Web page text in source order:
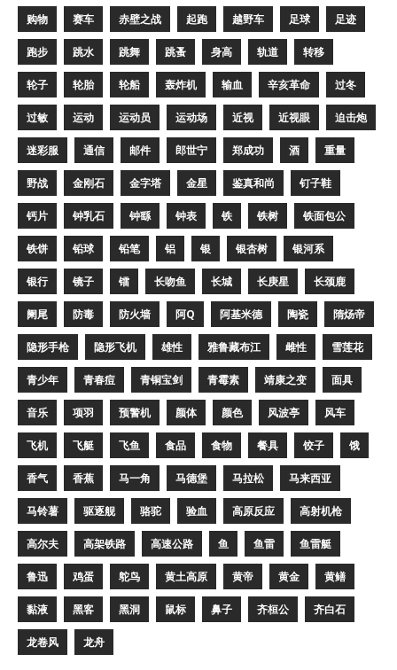
购物 赛车 赤壁之战 起跑 越野车 足球 足迹
跑步 跳水 跳舞 跳蚤 身高 轨道 转移
轮子 轮胎 轮船 轰炸机 输血 辛亥革命 过冬
过敏 运动 运动员 运动场 近视 近视眼 迫击炮
迷彩服 通信 邮件 郎世宁 郑成功 酒 重量
野战 金刚石 金字塔 金星 鉴真和尚 钉子鞋
钙片 钟乳石 钟繇 钟表 铁 铁树 铁面包公
铁饼 铅球 铅笔 铝 银 银杏树 银河系
银行 镜子 镭 长吻鱼 长城 长庚星 长颈鹿
阑尾 防毒 防火墙 阿Q 阿基米德 陶瓷 隋炀帝
隐形手枪 隐形飞机 雄性 雅鲁藏布江 雌性 雪莲花
青少年 青春痘 青铜宝剑 青霉素 靖康之变 面具
音乐 项羽 预警机 颜体 颜色 风波亭 风车
飞机 飞艇 飞鱼 食品 食物 餐具 饺子 饿
香气 香蕉 马一角 马德堡 马拉松 马来西亚
马铃薯 驱逐舰 骆驼 验血 高原反应 高射机枪
高尔夫 高架铁路 高速公路 鱼 鱼雷 鱼雷艇
鲁迅 鸡蛋 鸵鸟 黄土高原 黄帝 黄金 黄鳝
黏液 黑客 黑洞 鼠标 鼻子 齐桓公 齐白石
龙卷风 龙舟